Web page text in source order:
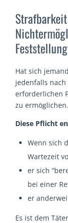
Hat sich
jedenfalls nach
erforderlichen
zu ermöglichen.
Diese Pflicht
Wenn sich
Wartezeit
er sich
bei einer
er
Es ist dem